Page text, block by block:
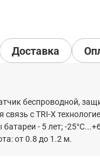
беспроводной,
с TRI-X
- 5 лет; -
от 0.8 до 1.2 м.
Доставка